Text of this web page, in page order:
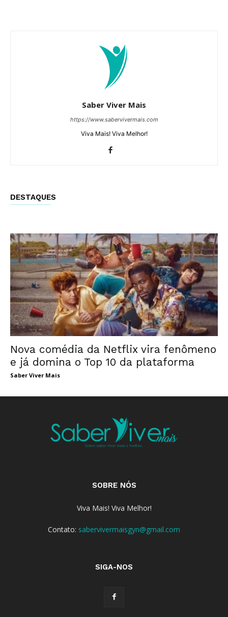
Saber Viver Mais
https://www.sabervivermais.com
Viva Mais! Viva Melhor!
DESTAQUES
Nova comédia da Netflix vira fenômeno
e já domina o Top 10 da plataforma
Saber Viver Mais
SOBRE NÓS
Viva Mais! Viva Melhor!
Contato: sabervivermaisgyn@gmail.com
SIGA-NOS